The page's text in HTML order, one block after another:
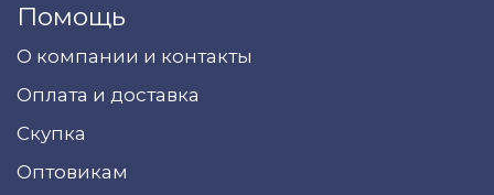
Помощь
О компании и контакты
Оплата и доставка
Скупка
Оптовикам